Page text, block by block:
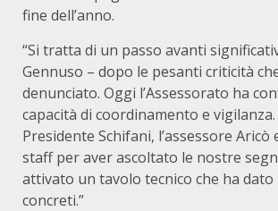
fine dell’anno.
“Si tratta di un passo avanti
Gennuso – dopo le pesanti criticità
denunciato. Oggi l’Assessorato ha
capacità di coordinamento e
Presidente Schifani, l’assessore
staff per aver ascoltato le nostre
attivato un tavolo tecnico che ha
concreti.”